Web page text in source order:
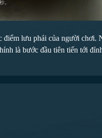
lưu phái của người chơi.
là bước đầu tiên tiến tới